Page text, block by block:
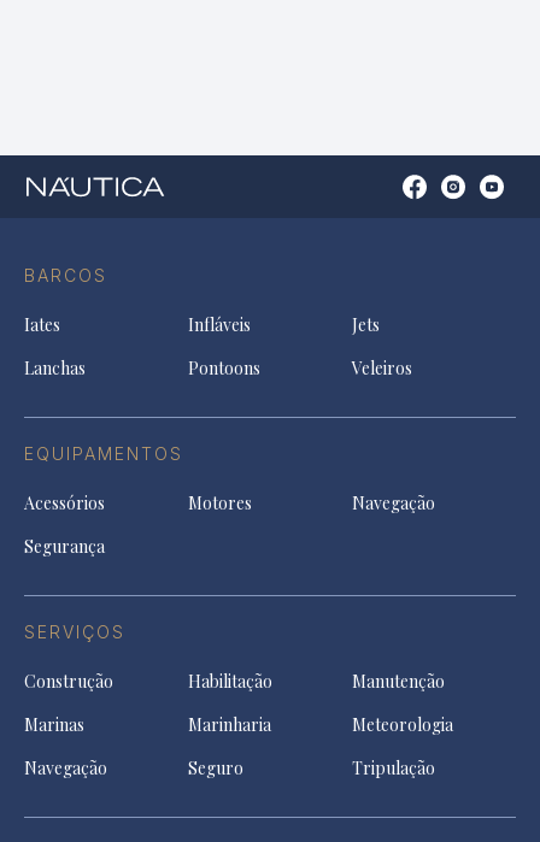
BARCOS
Iates Infláveis
Jets
Lanchas
Pontoons Veleiros
EQUIPAMENTOS
Acessórios Motores
Navegação
Segurança
SERVIÇOS
Construção Habilitação
Manutenção
Marinas
Marinharia
Meteorologia
Navegação
Seguro Tripulação
OpenOpenOpen